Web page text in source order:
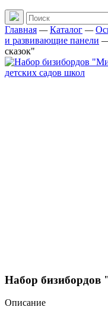
Главная —Каталог —
и развивающие панели
сказок"
Набор бизибордов
Описание